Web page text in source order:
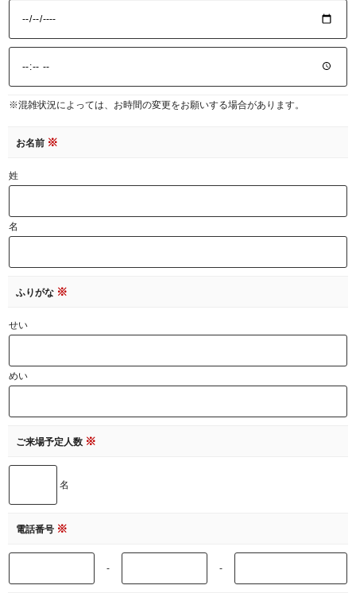
※混雑状況によっては、お時間の変更をお願いする場合があります。
お名前 ※
姓
名
ふりがな ※
せい
めい
ご来場予定人数 ※
名
電話番号 ※
- -